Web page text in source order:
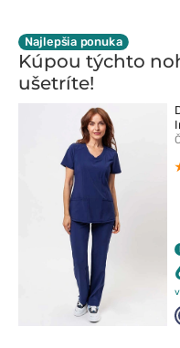
Najlepšia ponuka
Kúpou týchto
ušetríte!